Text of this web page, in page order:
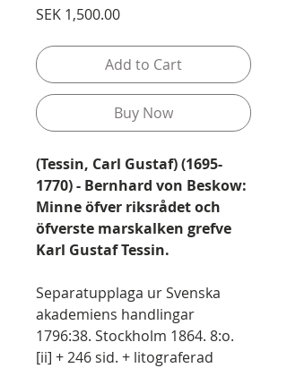
SEK 1,500.00Price
Add to Cart
Buy Now
(Tessin, Carl Gustaf) (1695-
1770) - Bernhard von Beskow:
Minne öfver riksrådet och
öfverste marskalken grefve
Karl Gustaf Tessin.
Separatupplaga ur Svenska
akademiens handlingar
1796:38. Stockholm 1864. 8:o.
[ii] + 246 sid. + litograferad